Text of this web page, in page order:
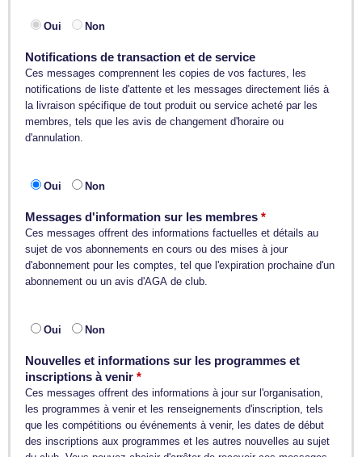
Oui Non
Notifications de transaction et de service
Ces messages comprennent les copies de vos factures, les
notifications de liste d'attente et les messages directement liés à
la livraison spécifique de tout produit ou service acheté par les
membres, tels que les avis de changement d'horaire ou
d'annulation.
Oui Non
Messages d'information sur les membres
Ces messages offrent des informations factuelles et détails au
sujet de vos abonnements en cours ou des mises à jour
d'abonnement pour les comptes, tel que l'expiration prochaine d'un
abonnement ou un avis d'AGA de club.
Oui Non
Nouvelles et informations sur les programmes et
inscriptions à venir
Ces messages offrent des informations à jour sur l'organisation,
les programmes à venir et les renseignements d'inscription, tels
que les compétitions ou événements à venir, les dates de début
des inscriptions aux programmes et les autres nouvelles au sujet